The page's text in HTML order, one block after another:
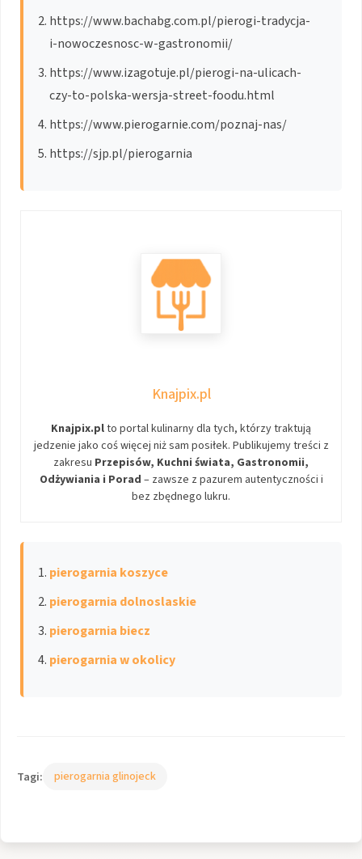
https://www.bachabg.com.pl/pierogi-tradycja-
i-nowoczesnosc-w-gastronomii/
https://www.izagotuje.pl/pierogi-na-ulicach-
czy-to-polska-wersja-street-foodu.html
https://www.pierogarnie.com/poznaj-nas/
https://sjp.pl/pierogarnia
Knajpix.pl
Knajpix.plto portal kulinarny dla tych, którzy traktują
jedzenie jako coś więcej niż sam posiłek. Publikujemy treści z
zakresu Przepisów, Kuchni świata, Gastronomii,
Odżywiania i Porad – zawsze z pazurem autentyczności i
bez zbędnego lukru.
pierogarnia koszyce
pierogarnia dolnoslaskie
pierogarnia biecz
pierogarnia w okolicy
Tagi: pierogarnia glinojeck